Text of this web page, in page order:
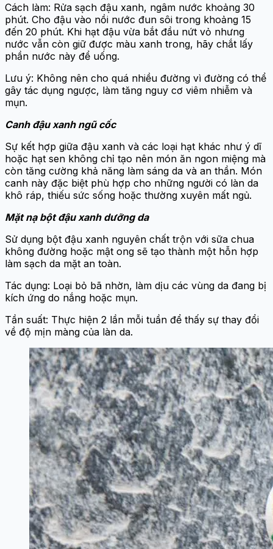
Cách làm: Rửa sạch đậu xanh, ngâm nước khoảng 30
phút. Cho đậu vào nồi nước đun sôi trong khoảng 15
đến 20 phút. Khi hạt đậu vừa bắt đầu nứt vỏ nhưng
nước vẫn còn giữ được màu xanh trong, hãy chắt lấy
phần nước này để uống.
Lưu ý: Không nên cho quá nhiều đường vì đường có thể
gây tác dụng ngược, làm tăng nguy cơ viêm nhiễm và
mụn.
Canh đậu xanh ngũ cốc
Sự kết hợp giữa đậu xanh và các loại hạt khác như ý dĩ
hoặc hạt sen không chỉ tạo nên món ăn ngon miệng mà
còn tăng cường khả năng làm sáng da và an thần. Món
canh này đặc biệt phù hợp cho những người có làn da
khô ráp, thiếu sức sống hoặc thường xuyên mất ngủ.
Mặt nạ bột đậu xanh dưỡng da
Sử dụng bột đậu xanh nguyên chất trộn với sữa chua
không đường hoặc mật ong sẽ tạo thành một hỗn hợp
làm sạch da mặt an toàn.
Tác dụng: Loại bỏ bã nhờn, làm dịu các vùng da đang bị
kích ứng do nắng hoặc mụn.
Tần suất: Thực hiện 2 lần mỗi tuần để thấy sự thay đổi
về độ mịn màng của làn da.